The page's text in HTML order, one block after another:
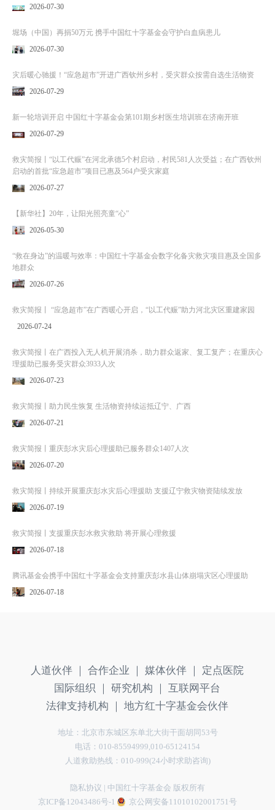
2026-07-30
堀场（中国）再捐50万元 携手中国红十字基金会守护白血病患儿
2026-07-30
灾后暖心驰援！“应急超市”开进广西钦州乡村，受灾群众按需自选生活物资
2026-07-29
新一轮培训开启 中国红十字基金会第101期乡村医生培训班在济南开班
2026-07-29
救灾简报丨“以工代赈”在河北承德5个村启动，村民581人次受益；在广西钦州
启动的首批“应急超市”项目已惠及564户受灾家庭
2026-07-27
【新华社】20年，让阳光照亮童“心”
2026-05-30
“救在身边”的温暖与效率：中国红十字基金会数字化备灾救灾项目惠及全国多
地群众
2026-07-26
救灾简报丨 “应急超市”在广西暖心开启，“以工代赈”助力河北灾区重建家园
2026-07-24
救灾简报丨在广西投入无人机开展消杀，助力群众返家、复工复产；在重庆心
理援助已服务受灾群众3933人次
2026-07-23
救灾简报丨助力民生恢复 生活物资持续运抵辽宁、广西
2026-07-21
救灾简报丨重庆彭水灾后心理援助已服务群众1407人次
2026-07-20
救灾简报丨持续开展重庆彭水灾后心理援助 支援辽宁救灾物资陆续发放
2026-07-19
救灾简报丨支援重庆彭水救灾救助 将开展心理救援
2026-07-18
腾讯基金会携手中国红十字基金会支持重庆彭水县山体崩塌灾区心理援助
2026-07-18
人道伙伴 ｜ 合作企业 ｜ 媒体伙伴 ｜
定点医院
国际组织 ｜
研究机构 ｜
互联网平台
法律支持机构 ｜
地方红十字基金会伙伴
地址：北京市东城区东单北大街干面胡同53号
电话：010-85594999,010-65124154
人道救助热线：010-999(24小时求助咨询)
隐私协议 | 中国红十字基金会 版权所有
京ICP备12043486号-1
京公网安备11010102001751号